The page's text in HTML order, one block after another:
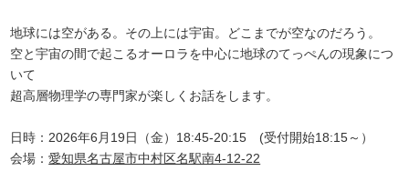
地球には空がある。その上には宇宙。どこまでが空なのだろう。
空と宇宙の間で起こるオーロラを中心に地球のてっぺんの現象につ
いて
超高層物理学の専門家が楽しくお話をします。
日時：2026年6月19日（金）18:45-20:15 (受付開始18:15～）
会場：愛知県名古屋市中村区名駅南4-12-22